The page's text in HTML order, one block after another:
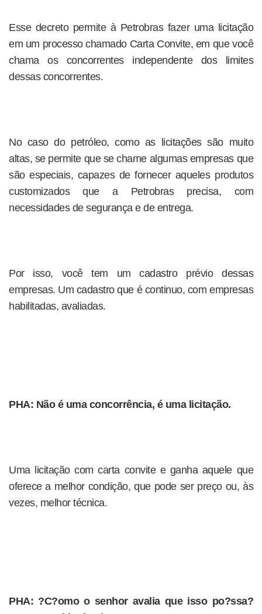
Esse decreto permite à Petrobras fazer uma licitação
em um processo chamado Carta Convite, em que você
chama os concorrentes independente dos limites
dessas concorrentes.
No caso do petróleo, como as licitações são muito
altas, se permite que se chame algumas empresas que
são especiais, capazes de fornecer aqueles produtos
customizados que a Petrobras precisa, com
necessidades de segurança e de entrega.
Por isso, você tem um cadastro prévio dessas
empresas. Um cadastro que é continuo, com empresas
habilitadas, avaliadas.
PHA: Não é uma concorrência, é uma licitação.
Uma licitação com carta convite e ganha aquele que
oferece a melhor condição, que pode ser preço ou, às
vezes, melhor técnica.
PHA: ?C?omo o senhor avalia que isso po?ssa?